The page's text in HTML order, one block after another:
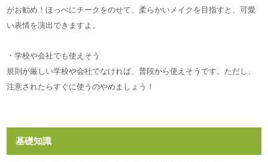
がお勧め！ほっぺにチークをのせて、柔らかいメイクを目指すと、可愛
い表情を演出できますよ。
・学校や会社でも使えそう
規則が厳しい学校や会社でなければ、普段から使えそうです。ただし、
注意されたらすぐに使うのやめましょう！
基礎知識